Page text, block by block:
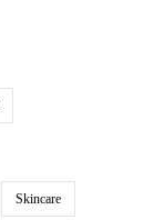
Skincare